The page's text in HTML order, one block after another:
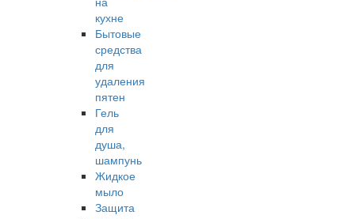
кухне
Бытовые
средства
для
удаления
пятен
Гель
для
душа,
шампунь
Жидкое
мыло
Защита